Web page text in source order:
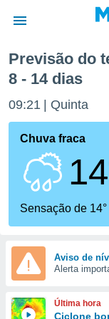
da
por
para
fornecidas
e
digital
Previsão do
8 - 14 dias
09:21 Quinta
Chuva fraca
Sensação de 14°
Aviso de
Alerta
Última hora
Ciclone